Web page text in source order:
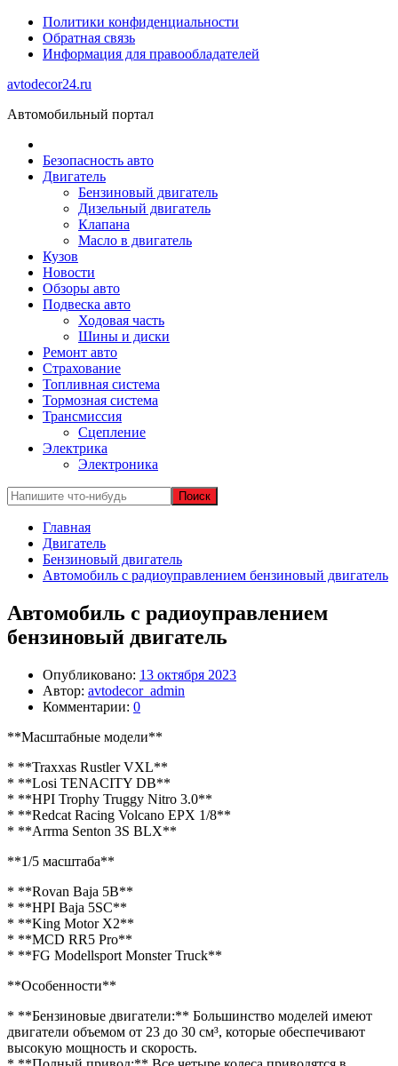
Политики конфиденциальности
Обратная связь
Информация для правообладателей
avtodecor24.ru
Автомобильный портал
Безопасность авто
Двигатель
Бензиновый двигатель
Дизельный двигатель
Клапана
Масло в двигатель
Кузов
Новости
Обзоры авто
Подвеска авто
Ходовая часть
Шины и диски
Ремонт авто
Страхование
Топливная система
Тормозная система
Трансмиссия
Сцепление
Электрика
Электроника
Главная
Двигатель
Бензиновый двигатель
Автомобиль с радиоуправлением бензиновый двигатель
Автомобиль с радиоуправлением
бензиновый двигатель
Опубликовано: 13 октября 2023
Автор: avtodecor_admin
Комментарии: 0
**Масштабные модели**
* **Traxxas Rustler VXL**
* **Losi TENACITY DB**
* **HPI Trophy Truggy Nitro 3.0**
* **Redcat Racing Volcano EPX 1/8**
* **Arrma Senton 3S BLX**
**1/5 масштаба**
* **Rovan Baja 5B**
* **HPI Baja 5SC**
* **King Motor X2**
* **MCD RR5 Pro**
* **FG Modellsport Monster Truck**
**Особенности**
* **Бензиновые двигатели:** Большинство моделей имеют
двигатели объемом от 23 до 30 см³, которые обеспечивают
высокую мощность и скорость.